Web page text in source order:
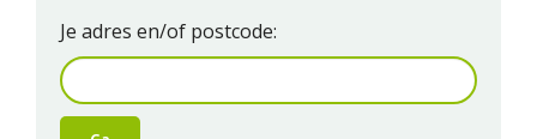
Je adres en/of postcode: